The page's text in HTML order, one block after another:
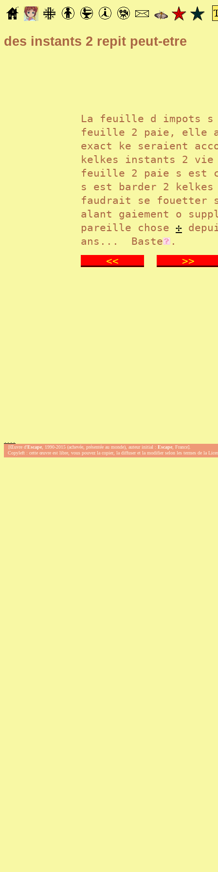
des instants 2 repit peut-etre
La feuille d impots
feuille 2 paie, elle
exact ke seraient
kelkes instants 2
feuille 2 paie s est
s est barder 2
faudrait se fouetter
alant gaiement o
pareille chose ✢
ans... Baste
.
<<
[Œuvre d'Escape, 1990-2015 (achevée, présentée au monde), auteur initial :Escape, France].
Copyleft : cette œuvre est libre, vous pouvez la copier, la diffuser et la modifier selon les termes de la